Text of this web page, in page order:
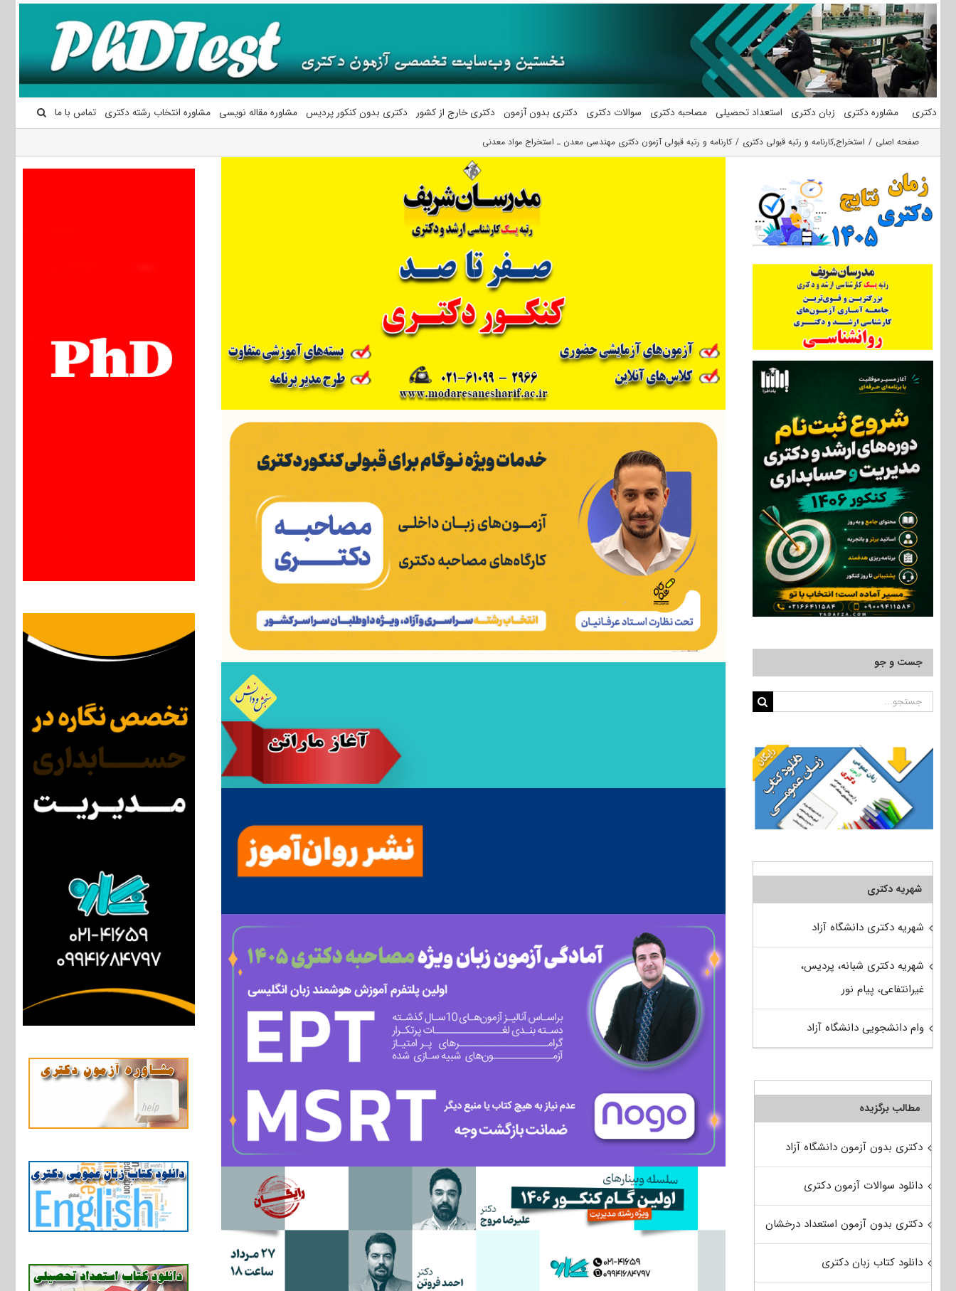
محتوا
دکتری مشاوره دکتری زبان دکتری استعداد تحصیلی مصاحبه دکتری سوالات دکتری دکتری بدون آزمون دکتری خارج از کشور دکتری بدون کنکور پردیس مشاوره مقاله نویسی مشاوره انتخاب رشته دکتری تماس با ما
صفحه اصلی استخراج,کارنامه و رتبه قبولی دکتری کارنامه و رتبه قبولی آزمون دکتری ﻣﻬﻨﺪسی ﻣﻌﺪن ـ اﺳﺘﺨﺮاج مواد معدنی
جست و جو
جستجو
شهریه دکتری
شهریه دکتری دانشگاه آزاد
شهریه دکتری شبانه، پردیس،
غیرانتفاعی، پیام نور
وام دانشجویی دانشگاه آزاد
مطالب برگزیده
دکتری بدون آزمون دانشگاه آزاد
دانلود سوالات آزمون دکتری
دکتری بدون آزمون استعداد درخشان
دانلود کتاب زبان دکتری